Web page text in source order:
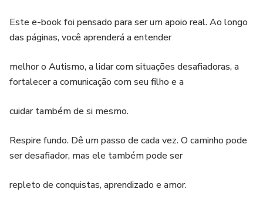
Este e-book foi pensado para ser um apoio real. Ao longo
das páginas, você aprenderá a entender
melhor o Autismo, a lidar com situações desafiadoras, a
fortalecer a comunicação com seu filho e a
cuidar também de si mesmo.
Respire fundo. Dê um passo de cada vez. O caminho pode
ser desafiador, mas ele também pode ser
repleto de conquistas, aprendizado e amor.